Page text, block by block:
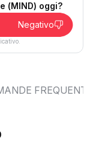
(MIND) oggi?
Negativo
FREQUENTI